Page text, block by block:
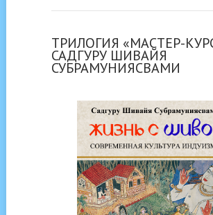
ТРИЛОГИЯ «МАСТЕР-
САДГУРУ ШИВАЙЯ
СУБРАМУНИЯСВАМИ